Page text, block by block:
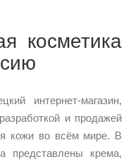
косметика
интернет-магазин,
и продажей
кожи во всём мире. В
представлены крема,